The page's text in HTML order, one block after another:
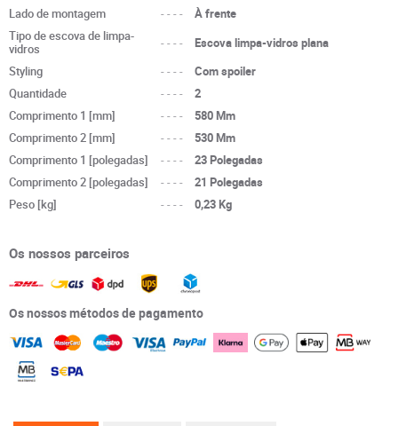
Lado de montagem ----
À frente
Tipo de escova de limpa-
vidros
----
Escova limpa-vidros plana
Styling
----
Com spoiler
Quantidade
----
2
Comprimento 1 [mm]
----
580 Mm
Comprimento 2 [mm]
----
530 Mm
Comprimento 1 [polegadas]
----
23 Polegadas
Comprimento 2 [polegadas]
----
21 Polegadas
Peso [kg]
---- 0,23 Kg
Os nossos parceiros
Os nossos métodos de pagamento